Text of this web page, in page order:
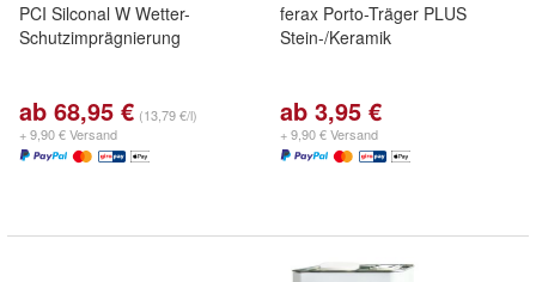
PCI Silconal W Wetter-
Schutzimprägnierung
ab 68,95 € (13,79 €/l)
+ 9,90 € Versand
ferax Porto-Träger PLUS
Stein-/Keramik
ab 3,95 €
+ 9,90 € Versand